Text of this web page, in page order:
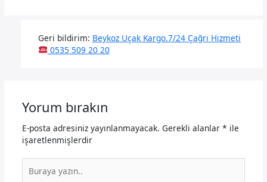
Geri bildirim: Beykoz Uçak Kargo.7/24 Çağrı Hizmeti
0535 509 20 20
Yorum bırakın
E-posta adresiniz yayınlanmayacak. Gerekli alanlar * ile
işaretlenmişlerdir
yazın..